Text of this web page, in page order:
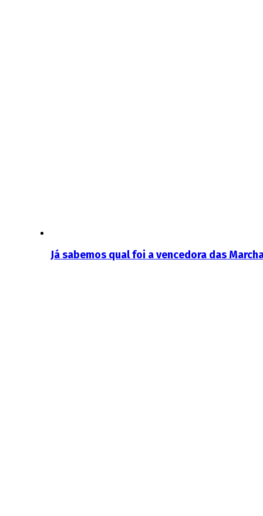
Já sabemos qual foi a vencedora das